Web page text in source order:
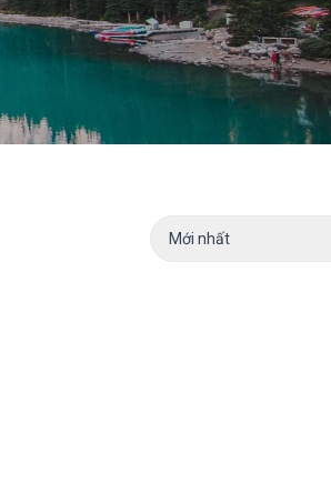
Mới nhất